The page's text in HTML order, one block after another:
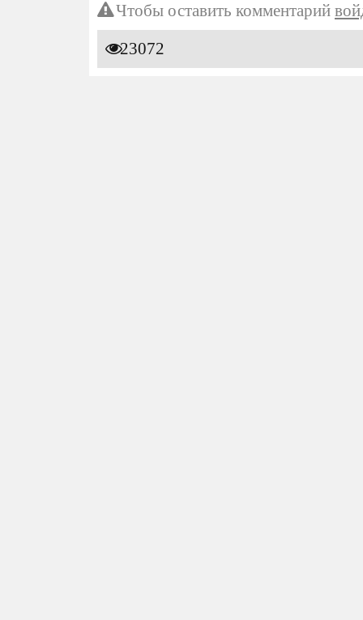
Чтобы оставить комментарий
23072